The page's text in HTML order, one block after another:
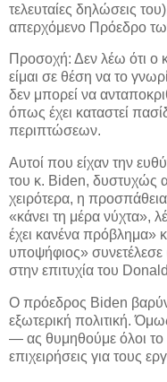
τελευταίες δηλώσεις
απερχόμενο Πρόεδρο
Προσοχή: Δεν λέω ότι ο
είμαι σε θέση να το
δεν μπορεί να
όπως έχει καταστεί
περιπτώσεων.
Αυτοί που είχαν την
του κ. Biden, δυστυχώς
χειρότερα, η
«κάνει τη μέρα νύχτα»,
έχει κανένα πρόβλημα»
υποψήφιος»
στην επιτυχία του
O πρόεδρος Biden
εξωτερική πολιτική.
— ας θυμηθούμε όλοι το
επιχειρήσεις για τους